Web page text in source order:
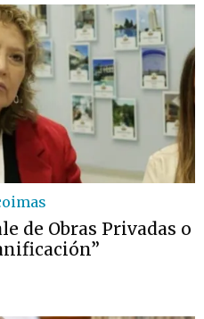
de Obras Privadas o